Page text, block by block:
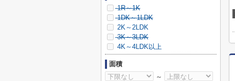
1R～1K
1DK～1LDK
2K～2LDK
3K～3LDK
4K～4LDK以上
面積
～